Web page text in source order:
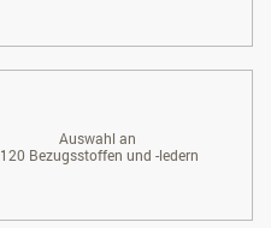
Auswahl an
120 Bezugsstoffen und -ledern